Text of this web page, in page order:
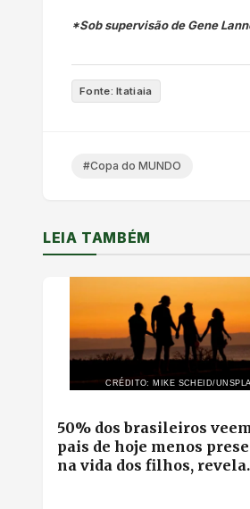
*Sob supervisão de Gene
Fonte: Itatiaia
#Copa do MUNDO
LEIA TAMBÉM
CRÉDITO: MIKE SCHEID/
50% dos brasileiros veem
pais de hoje menos
na vida dos filhos, revela